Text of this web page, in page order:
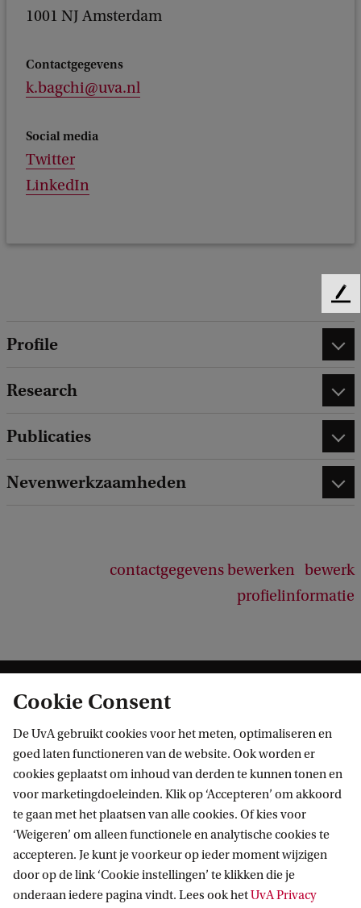
1001 NJ Amsterdam
Contactgegevens
k.bagchi@uva.nl
Social media
Twitter
LinkedIn
Profile
Research
Publicaties
Nevenwerkzaamheden
contactgegevens bewerken bewerk
profielinformatie
Informatie voor
Bachelorstudiekiezers
Masterstudiekiezers
UvA-studenten
Medewerkers
Direct naar
Webmail
Bibliotheek
Contact
Cookie Consent
De UvA gebruikt cookies voor het meten, optimaliseren en
goed laten functioneren van de website. Ook worden er
cookies geplaatst om inhoud van derden te kunnen tonen en
voor marketingdoeleinden. Klik op ‘Accepteren’ om akkoord
te gaan met het plaatsen van alle cookies. Of kies voor
‘Weigeren’ om alleen functionele en analytische cookies te
accepteren. Je kunt je voorkeur op ieder moment wijzigen
door op de link ‘Cookie instellingen’ te klikken die je
onderaan iedere pagina vindt. Lees ook hetUvA Privacy
F
b
a
c